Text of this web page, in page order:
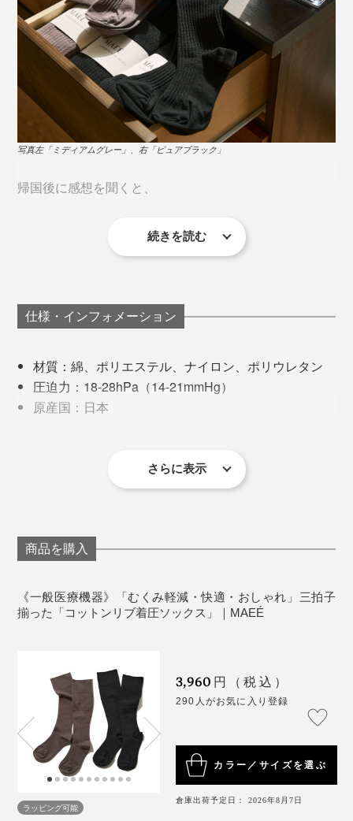
写真左「ミディアムグレー」、右「ピュアブラック」
帰国後に感想を聞くと、
す。でもこのソックスは、そうならなかった。
てることさえ忘れていたほどなのに、足がむくんでいな
くて感動しました。履き口もかなりゆるめにつくられて
いて、ソックス跡もつかず、ずり落ちることもありませ
ファッション的にも違和感なく、履いたまま観光。一日
中歩き回っても大丈夫でした。
こんな着圧ソックス初めてです！」
続きを読む
仕様・インフォメーション
材質：綿、ポリエステル、ナイロン、ポリウレタン
圧迫力：18-28hPa（14-21mmHg）
原産国：日本
重度の動脈血行障害、うっ血性心不全及び有痛性青
装着部位に極度の変形を有する患者
深部静脈血栓症の患者であり、本品を装着すると肺
＜以下の方は医師にご相談ください＞
動脈血行障害、うっ血性心不全及び装着部位に炎症
糖尿病患者
繊維に対して、過敏症の患者
＜使用上の注意＞
医師が必要と認める場合を除き、就寝時は着用しな
いでください。
着用時はアクセサリーを外し、爪を立てないように
注意してください。
さらに表示
商品を購入
《一般医療機器》「むくみ軽減・快適・おしゃれ」三拍子
揃った「コットンリブ着圧ソックス」｜MAEÉ
ラッピング可能
3,960 円（税込）
290人がお気に入り登録
カラー／サイズを選ぶ
倉庫出荷予定日： 2026年8月7日